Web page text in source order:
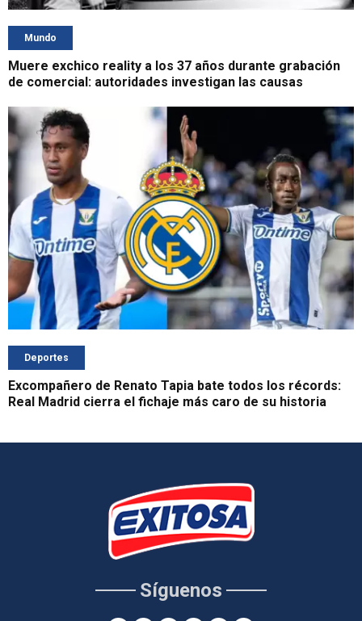
Mundo
Muere exchico reality a los 37 años durante grabación
de comercial: autoridades investigan las causas
Deportes
Excompañero de Renato Tapia bate todos los récords:
Real Madrid cierra el fichaje más caro de su historia
Síguenos